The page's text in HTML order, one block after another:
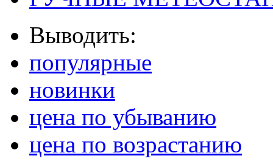
Выводить:
популярные
новинки
цена по убыванию
цена по возрастанию